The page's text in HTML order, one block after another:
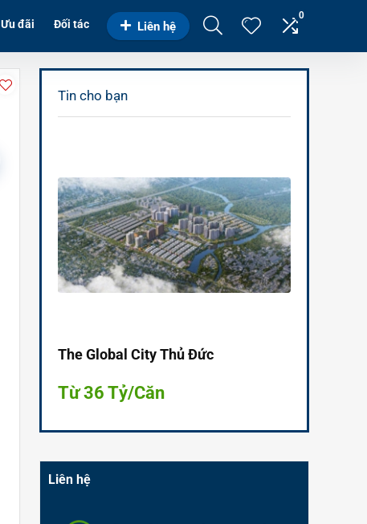
Ưu đãi Đối tác Liên hệ
0
Tin cho bạn
The Global City Thủ Đức
Từ 36 Tỷ/Căn
Liên hệ